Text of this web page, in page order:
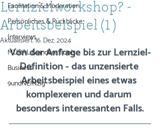
Facilitation & Moderation
Persönliches & Rückblicke
Interviews
MURAL & andere Tools
Business
9undNEINzig
Lernzielworkshop? -
Arbeitsbeispiel (1)
Aktualisiert:16. Dez. 2024
Von der Anfrage bis zur Lernziel-
Definition - das unzensierte
Arbeitsbeispiel eines etwas
komplexeren und darum
besonders interessanten Falls.